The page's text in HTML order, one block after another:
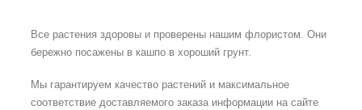
Все растения здоровы и проверены нашим флористом. Они
бережно посажены в кашпо в хороший грунт.
Мы гарантируем качество растений и максимальное
соответствие доставляемого заказа информации на сайте